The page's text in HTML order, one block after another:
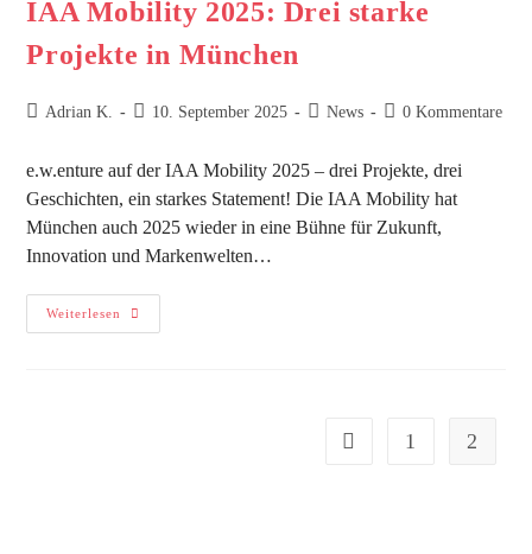
IAA Mobility 2025: Drei starke
Projekte in München
Adrian K. 10. September 2025 News 0 Kommentare
e.w.enture auf der IAA Mobility 2025 – drei Projekte, drei
Geschichten, ein starkes Statement! Die IAA Mobility hat
München auch 2025 wieder in eine Bühne für Zukunft,
Innovation und Markenwelten…
Weiterlesen
1 2